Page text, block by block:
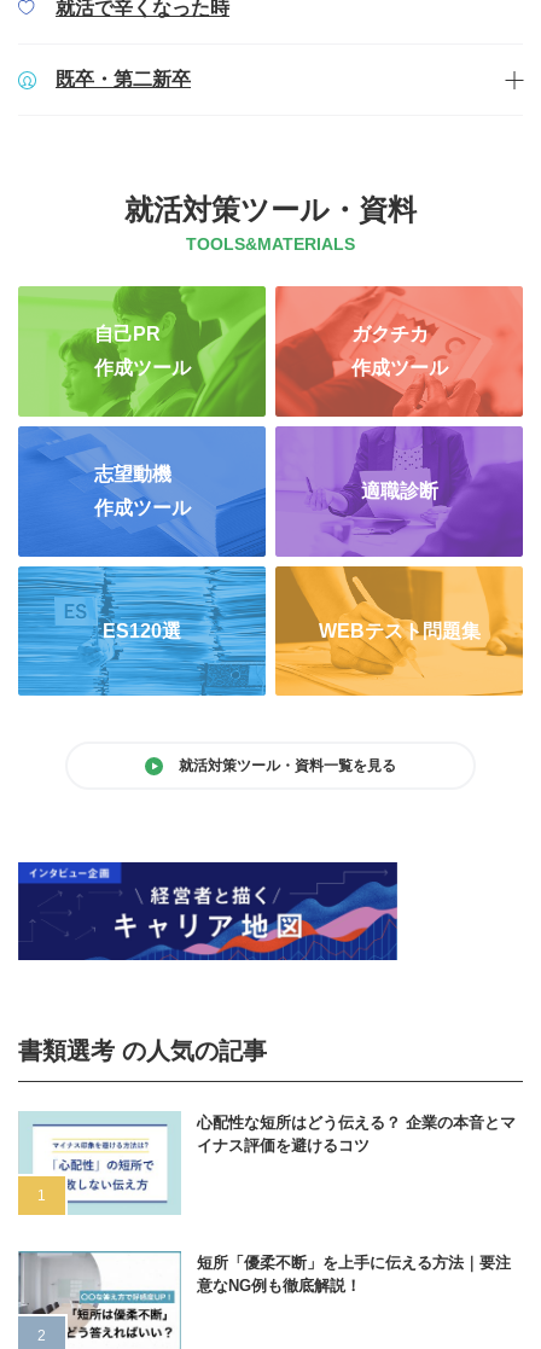
就活で辛くなった時
既卒・第二新卒
就活対策ツール・資料
TOOLS&MATERIALS
自己PR
作成ツール
ガクチカ
作成ツール
志望動機
作成ツール
適職診断
ES120選 WEBテスト問題集
就活対策ツール・資料一覧を見る
書類選考 の人気の記事
心配性な短所はどう伝える？ 企業の本音とマ
イナス評価を避けるコツ
短所「優柔不断」を上手に伝える方法｜要注
意なNG例も徹底解説！